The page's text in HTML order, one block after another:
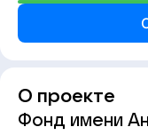
О проекте
Фонд имени